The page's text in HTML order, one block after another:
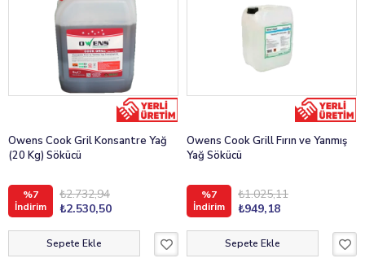
Owens Cook Gril Konsantre Yağ
(20 Kg) Sökücü
%7
İndirim
₺2.530,50
₺2.732,94
Sepete Ekle
Owens Cook Grill Fırın ve Yanmış
Yağ Sökücü
%7
İndirim
₺949,18
₺1.025,11
Sepete Ekle